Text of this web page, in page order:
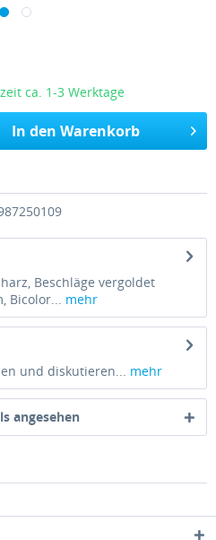
ca. 1-3 Werktage
In den Warenkorb
Beschläge vergoldet
Bicolor... mehr
und diskutieren... mehr
angesehen